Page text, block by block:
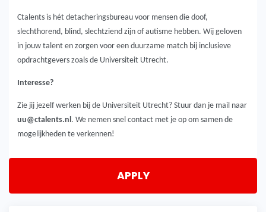
Ctalents is hét detacheringsbureau voor mensen die doof,
slechthorend, blind, slechtziend zijn of autisme hebben. Wij geloven
in jouw talent en zorgen voor een duurzame match bij inclusieve
opdrachtgevers zoals de Universiteit Utrecht.
Interesse?
Zie jij jezelf werken bij de Universiteit Utrecht? Stuur dan je mail naar
uu@ctalents.nl. We nemen snel contact met je op om samen de
mogelijkheden te verkennen!
APPLY